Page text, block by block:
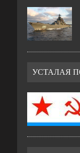
УСТАЛАЯ